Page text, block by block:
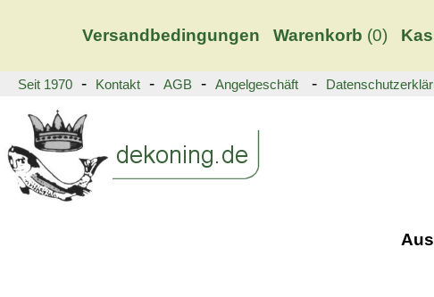
Versandbedingungen Warenkorb (0)
Seit 1970 - Kontakt - AGB - Angelgeschäft -